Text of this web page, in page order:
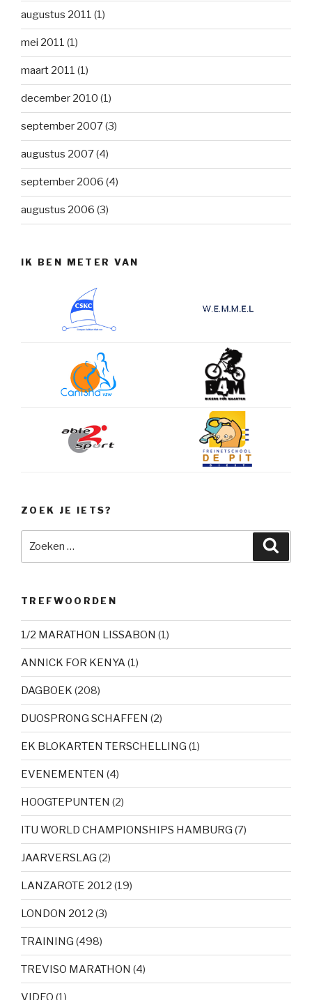
augustus 2011 (1)
mei 2011 (1)
maart 2011 (1)
december 2010 (1)
september 2007(3)
augustus 2007(4)
september 2006 (4)
augustus 2006 (3)
IK BEN METER VAN
ZOEK JE IETS?
TREFWOORDEN
1/2 MARATHON LISSABON (1)
ANNICK FOR KENYA(1)
DAGBOEK (208)
DUOSPRONG SCHAFFEN (2)
EK BLOKARTEN TERSCHELLING (1)
EVENEMENTEN (4)
HOOGTEPUNTEN (2)
ITU WORLD CHAMPIONSHIPS HAMBURG (7)
JAARVERSLAG (2)
LANZAROTE 2012 (19)
LONDON 2012 (3)
TRAINING (498)
TREVISO MARATHON (4)
VIDEO (1)